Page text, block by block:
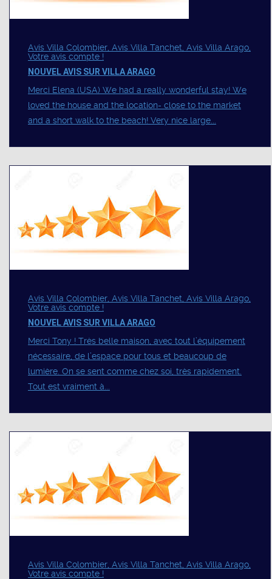
Avis Villa Colombier, Avis Villa Tanchet, Avis Villa Arago,
Votre avis compte !
NOUVEL AVIS SUR VILLA ARAGO
Merci Elena (USA) We had a really wonderful stay! We
loved the house and the location- close to the market
and a short walk to the beach! Very nice large...
Avis Villa Colombier, Avis Villa Tanchet, Avis Villa Arago,
Votre avis compte !
NOUVEL AVIS SUR VILLA ARAGO
Merci Tony ! Très belle maison, avec tout l’équipement
nécessaire, de l’espace pour tous et beaucoup de
lumière. On se sent comme chez soi, très rapidement.
Tout est vraiment à...
Avis Villa Colombier, Avis Villa Tanchet, Avis Villa Arago,
Votre avis compte !